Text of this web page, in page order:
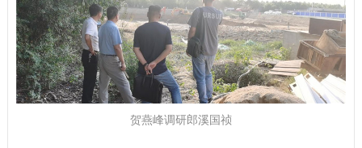
贺燕峰调研郎溪国祯